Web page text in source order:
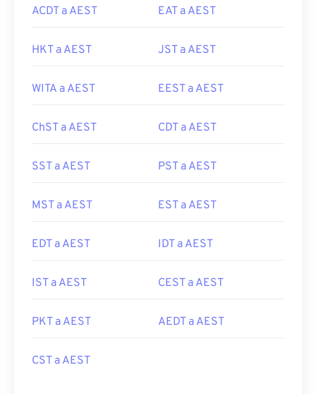
ACDT a AEST EAT a AEST
HKT a AEST JST a AEST
WITA a AEST EEST a AEST
ChST a AEST CDT a AEST
SST a AEST PST a AEST
MST a AEST EST a AEST
EDT a AEST IDT a AEST
IST a AEST CEST a AEST
PKT a AEST AEDT a AEST
CST a AEST